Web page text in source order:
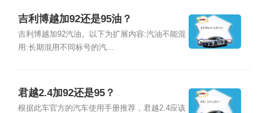
吉利博越加92还是95油？
吉利博越加92汽油。以下为扩展内容:汽油不能混
用:长期混用不同标号的汽...
君越2.4加92还是95？
根据此车官方的汽车使用手册推荐，君越2.4应该